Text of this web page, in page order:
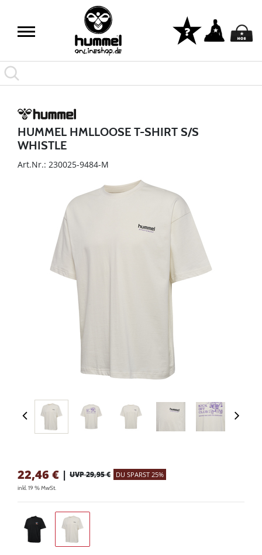
HUMMEL HMLLOOSE T-SHIRT S/S
WHISTLE
Art.Nr.: 230025-9484-M
22,46 € | UVP 29,95 € DU SPARST 25%
inkl. 19 % MwSt.